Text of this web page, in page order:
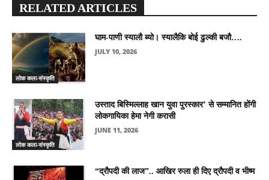
RELATED ARTICLES
लोक कला-संस्कृति
घाम-पाणी स्यालौ ब्यो। स्यालैकि बोई ढुल्की बजौ….
JULY 10, 2026
लोक कला-संस्कृति
उस्ताद बिस्मिल्लाह खान युवा पुरस्कार’ से सम्मानित होंगी
लोकगायिका हेमा नेगी करासी
JUNE 11, 2026
“द्रौपदी की लाज”.. आखिर रुला ही दिए द्रौपदी व भीष्म